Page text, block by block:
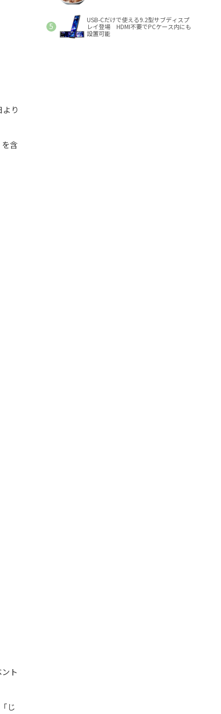
り
含
ト
じ
USB-Cだけで使える9.2型サブディスプ
レイ登場 HDMI不要でPCケース内にも
設置可能